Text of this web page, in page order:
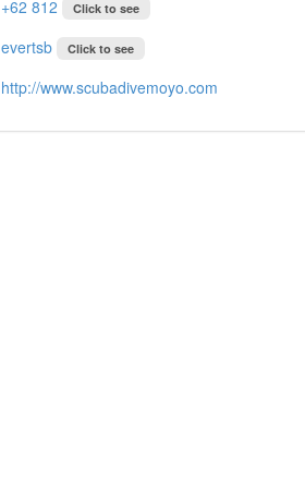
+62 812 Click to see
evertsb Click to see
http://www.scubadivemoyo.com